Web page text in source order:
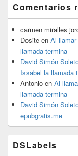
Comentarios
carmen miralles
Dosite en Al
llamada termina
David Simón
Issabel la llamada
Antonio en Al
llamada termina
David Simón
epubgratis.me
DSLabels